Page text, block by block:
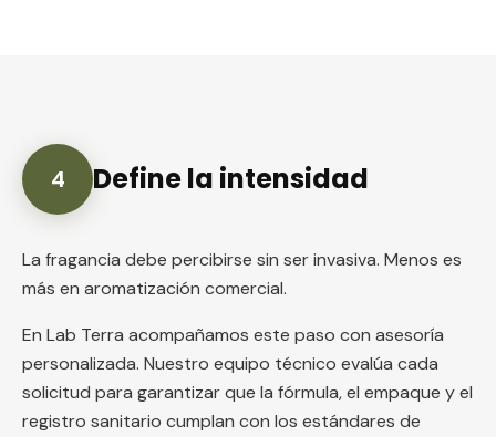
4 Define la intensidad
La fragancia debe percibirse sin ser invasiva. Menos es
más en aromatización comercial.
En Lab Terra acompañamos este paso con asesoría
personalizada. Nuestro equipo técnico evalúa cada
solicitud para garantizar que la fórmula, el empaque y el
registro sanitario cumplan con los estándares de